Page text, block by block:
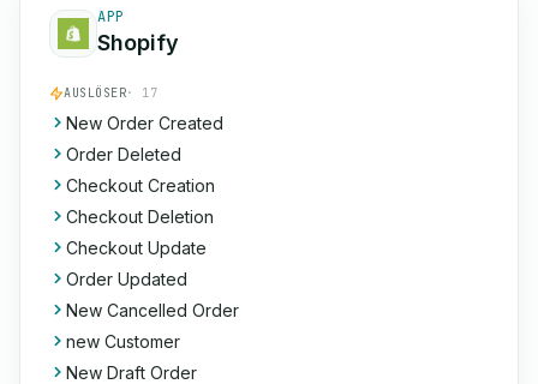
APP
Shopify
AUSLÖSER· 17
New Order Created
Order Deleted
Checkout Creation
Checkout Deletion
Checkout Update
Order Updated
New Cancelled Order
new Customer
New Draft Order